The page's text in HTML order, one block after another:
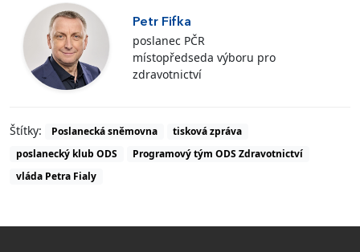
Petr Fifka
poslanec PČR
místopředseda výboru pro
zdravotnictví
Štítky: Poslanecká sněmovna
tisková zpráva
poslanecký klub ODS
Programový tým ODS Zdravotnictví
vláda Petra Fialy